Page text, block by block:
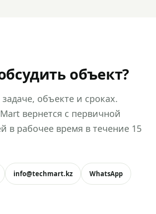
объект?
объекте и сроках.
вернется с первичной
в рабочее время в течение 15
info@techmart.kz WhatsApp